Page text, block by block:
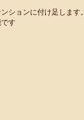
ションに付け足します。
す